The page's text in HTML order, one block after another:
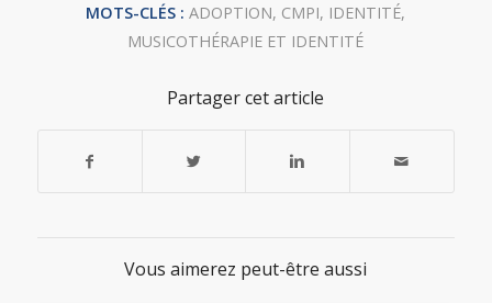
MOTS-CLÉS : ADOPTION, CMPI, IDENTITÉ,
MUSICOTHÉRAPIE ET IDENTITÉ
Partager cet article
Vous aimerez peut-être aussi